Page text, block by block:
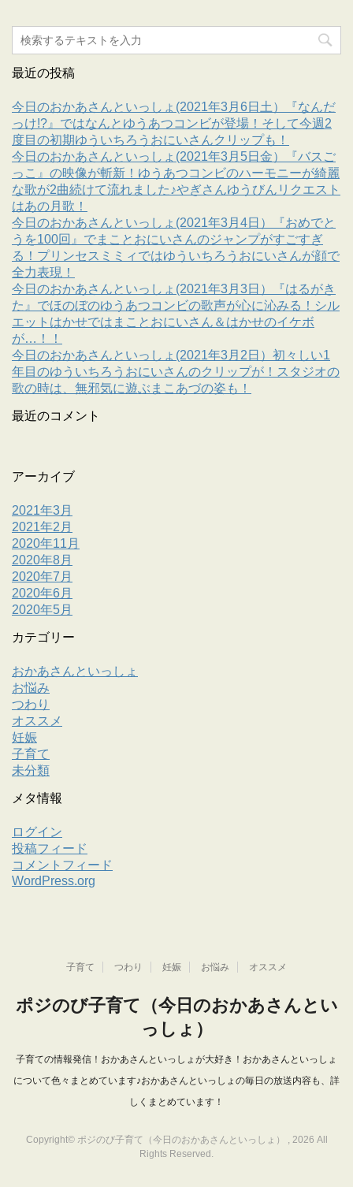
最近の投稿
今日のおかあさんといっしょ(2021年3月6日土）『なんだ
っけ!?』ではなんとゆうあつコンビが登場！そして今週2
度目の初期ゆういちろうおにいさんクリップも！
今日のおかあさんといっしょ(2021年3月5日金）『バスご
っこ』の映像が斬新！ゆうあつコンビのハーモニーが綺麗
な歌が2曲続けて流れました♪やぎさんゆうびんリクエスト
はあの月歌！
今日のおかあさんといっしょ(2021年3月4日）『おめでと
うを100回』でまことおにいさんのジャンプがすごすぎ
る！プリンセスミミィではゆういちろうおにいさんが顔で
全力表現！
今日のおかあさんといっしょ(2021年3月3日）『はるがき
た』でほのぼのゆうあつコンビの歌声が心に沁みる！シル
エットはかせではまことおにいさん＆はかせのイケボ
が…！！
今日のおかあさんといっしょ(2021年3月2日）初々しい1
年目のゆういちろうおにいさんのクリップが！スタジオの
歌の時は、無邪気に遊ぶまこあづの姿も！
最近のコメント
アーカイブ
2021年3月
2021年2月
2020年11月
2020年8月
2020年7月
2020年6月
2020年5月
カテゴリー
おかあさんといっしょ
お悩み
つわり
オススメ
妊娠
子育て
未分類
メタ情報
ログイン
投稿フィード
コメントフィード
WordPress.org
子育て つわり 妊娠 お悩み オススメ
ポジのび子育て（今日のおかあさんとい
っしょ）
子育ての情報発信！おかあさんといっしょが大好き！おかあさんといっしょ
について色々まとめています♪おかあさんといっしょの毎日の放送内容も、詳
しくまとめています！
Copyright© ポジのび子育て（今日のおかあさんといっしょ） , 2026 All
Rights Reserved.